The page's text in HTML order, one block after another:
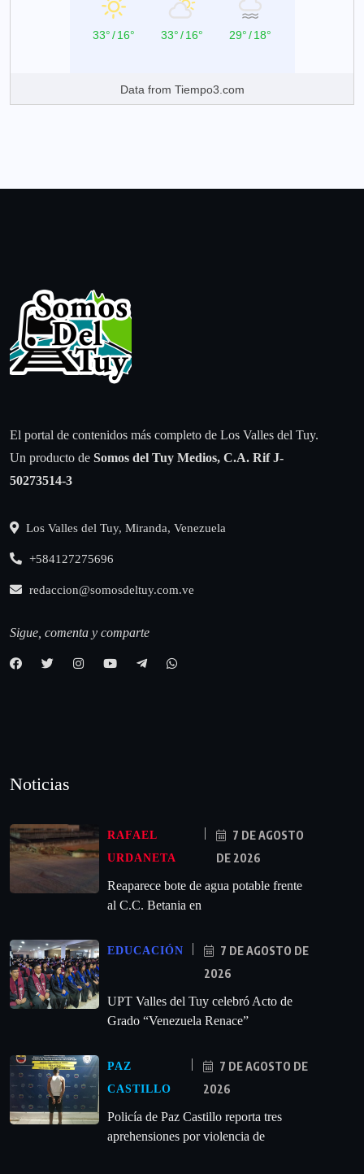
33°/16° 33°/16° 29°/18°
Data from Tiempo3.com
El portal de contenidos más completo de Los Valles del Tuy.
Un producto de Somos del Tuy Medios, C.A. Rif J-
50273514-3
Los Valles del Tuy, Miranda, Venezuela
+584127275696
redaccion@somosdeltuy.com.ve
Sigue, comenta y comparte
Noticias
RAFAEL
URDANETA
7 DE AGOSTO
DE 2026
Reaparece bote de agua potable frente
al C.C. Betania en
EDUCACIÓN
7 DE AGOSTO DE
2026
UPT Valles del Tuy celebró Acto de
Grado “Venezuela Renace”
PAZ
CASTILLO
7 DE AGOSTO DE
2026
‎Policía de Paz Castillo reporta tres
aprehensiones por violencia de